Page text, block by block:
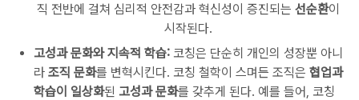
직 전반에 걸쳐 심리적 안전감과 혁신성이 증진되는 선순환이
시작된다.
고성과 문화와 지속적 학습: 코칭은 단순히 개인의 성장뿐 아니
라 조직 문화를 변혁시킨다. 코칭 철학이 스며든 조직은 협업과
학습이 일상화된 고성과 문화를 갖추게 된다. 예를 들어, 코칭